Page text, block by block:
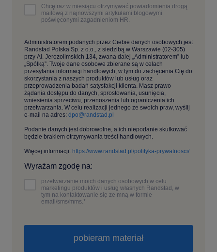
Chcę raz w miesiącu otrzymywać powiadomienia drogą
mailową z najnowszymi artykułami blogowymi
poświęconymi zagadnieniom HR.
Administratorem podanych przez Ciebie danych osobowych jest
Randstad Polska Sp. z o.o., z siedzibą w Warszawie (02-305)
przy Al. Jerozolimskich 134, zwana dalej „Administratorem” lub
„Spółką”. Twoje dane osobowe zbierane są w celach
przesyłania informacji handlowych, w tym do zachęcenia Cię do
skorzystania z naszych produktów lub usług oraz
przeprowadzenia badań satysfakcji klienta. Masz prawo
żądania dostępu do danych, sprostowania, usunięcia,
wniesienia sprzeciwu, przenoszenia lub ograniczenia ich
przetwarzania. W celu realizacji jednego ze swoich praw, wyślij
e-mail na adres: dpo@randstad.pl
Podanie danych jest dobrowolne, a ich niepodanie skutkować
będzie brakiem otrzymywania treści handlowych.
Więcej informacji: https://www.randstad.pl/polityka-prywatnosci/
Wyrażam zgodę na:
przetwarzanie moich danych osobowych w celu
marketingu produktów i usług własnych Randstad, w
tym na kontaktowanie się ze mną w formie
email/sms/mms. *